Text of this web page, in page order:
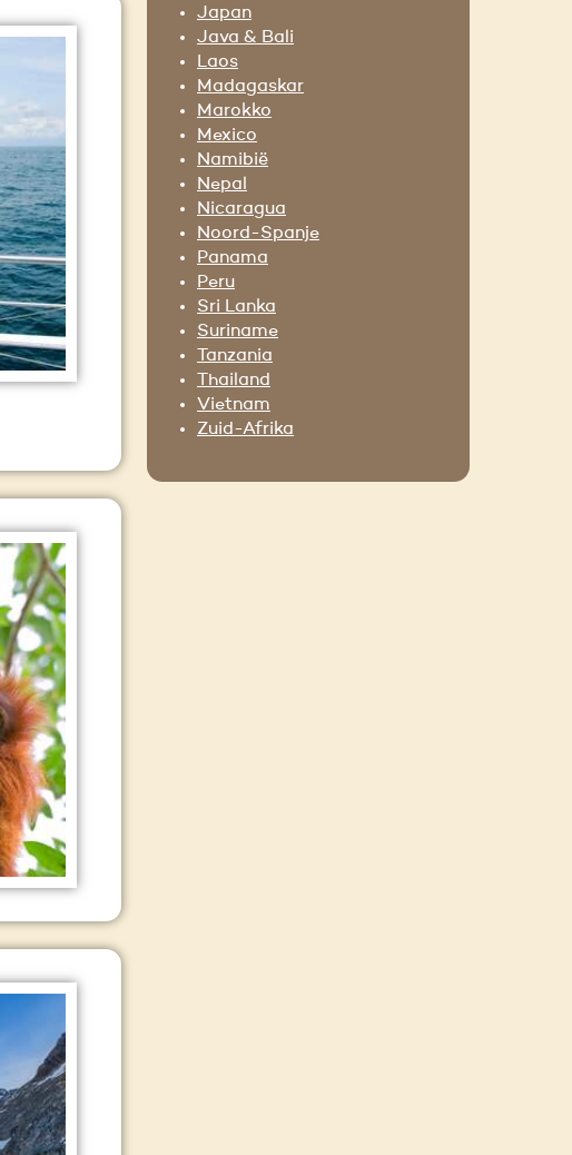
Japan
Java & Bali
Laos
Madagaskar
Marokko
Mexico
Namibië
Nepal
Nicaragua
Noord-Spanje
Panama
Peru
Sri Lanka
Suriname
Tanzania
Thailand
Vietnam
Zuid-Afrika